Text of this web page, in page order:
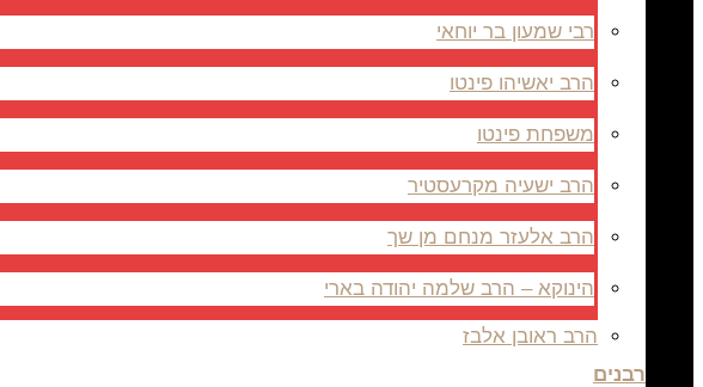
רבי שמעון בר יוחאי
הרב יאשיהו פינטו
משפחת פינטו
הרב ישעיה מקרעסטיר
הרב אלעזר מנחם מן שך
הינוקא – הרב שלמה יהודה בארי
הרב ראובן אלבז
רבנים